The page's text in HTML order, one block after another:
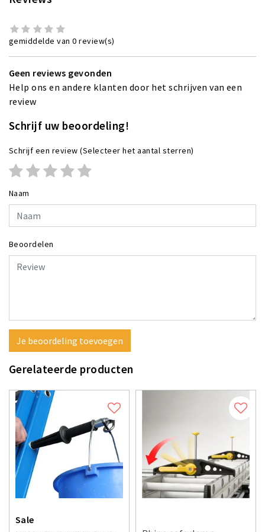
gemiddelde van 0 review(s)
Geen reviews gevonden
Help ons en andere klanten door het schrijven van een
review
Schrijf uw beoordeling!
Schrijf een review (Selecteer het aantal sterren)
Naam
Beoordelen
Je beoordeling toevoegen
Gerelateerde producten
Sale